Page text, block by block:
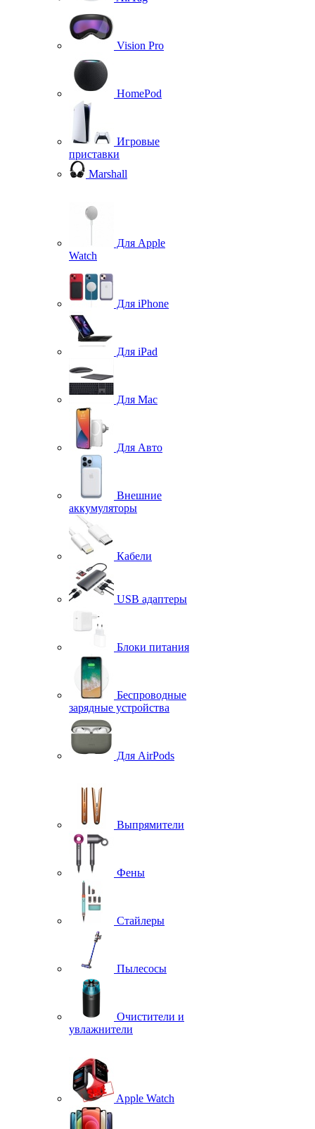
Vision Pro
HomePod
Игровые
приставки
Marshall
Для Apple
Watch
Для iPhone
Для iPad
Для Mac
Для Авто
Внешние
аккумуляторы
Кабели
USB адаптеры
Блоки питания
Беспроводные
зарядные устройства
Для AirPods
Выпрямители
Фены
Стайлеры
Пылесосы
Очистители и
увлажнители
Apple Watch